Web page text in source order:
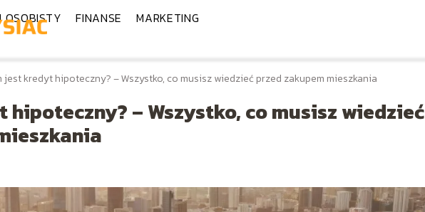
OSOBISTY FINANSE MARKETING
jest kredyt hipoteczny? – Wszystko, co musisz wiedzieć przed zakupem mieszkania
– Wszystko, co musisz wiedzieć